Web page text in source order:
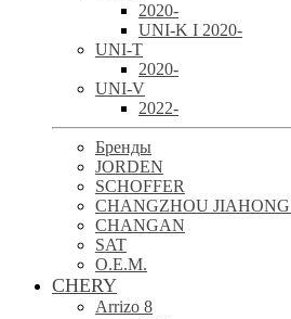
2020-
UNI-K I 2020-
UNI-T
2020-
UNI-V
2022-
Бренды
JORDEN
SCHOFFER
CHANGZHOU
CHANGAN
SAT
O.E.M.
CHERY
Arrizo 8